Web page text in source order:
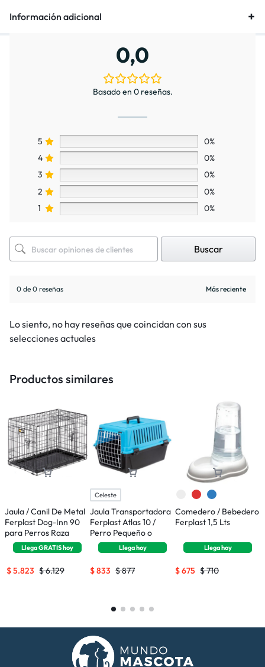
Información adicional
0,0
Basado en 0 reseñas.
5
0%
4
0%
3
0%
2
0%
1
0%
Buscar
0 de 0 reseñas
Lo siento, no hay reseñas que coincidan con sus
selecciones actuales
Productos similares
Jaula / Canil De Metal
Ferplast Dog-Inn 90
para Perros Raza
Mediana
LlegaGRATIShoy
$6.129
$5.823
Celeste
Jaula Transportadora
Ferplast Atlas 10 /
Perro Pequeño o
Gatos
Llegahoy
$877
$833
Comedero / Bebedero
Ferplast 1,5 Lts
Llegahoy
$710
$675